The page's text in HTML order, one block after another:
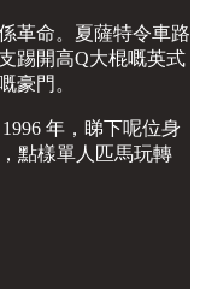
革命。夏薩特令車路
踢開高Q大棍嘅英式
豪門。
年，睇下呢位身
點樣單人匹馬玩轉